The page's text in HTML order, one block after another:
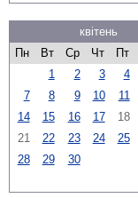
квітень
Пн
Вт Ср Чт Пт
1
2 3 4
7
8 9 10 11
14
15 16 17 18
21
22 23 24 25
28
29 30